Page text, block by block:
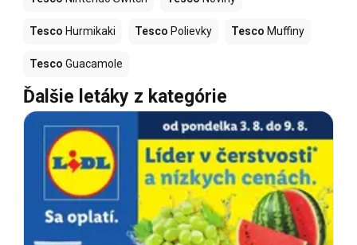
Tesco Hurmikaki Tesco Polievky Tesco Muffiny
Tesco Guacamole
Ďalšie letáky z kategórie